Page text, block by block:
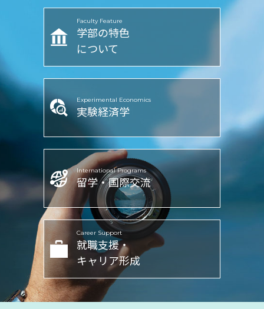
Faculty Feature
学部の特色
について
Experimental Economics
実験経済学
International Programs
留学・国際交流
Career Support
就職支援・
キャリア形成